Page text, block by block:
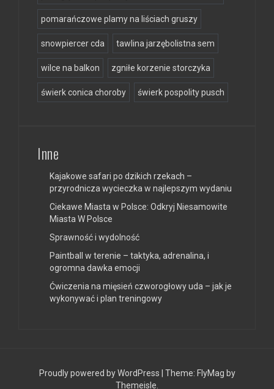
pomarańczowe plamy na liściach gruszy
snowpiercer cda tawlina jarzębolistna sem
wilce na balkon zgniłe korzenie storczyka
świerk conica choroby świerk pospolity pusch
Inne
Kajakowe safari po dzikich rzekach –
przyrodnicza wycieczka w najlepszym wydaniu
Ciekawe Miasta w Polsce: Odkryj Niesamowite
Miasta W Polsce
Sprawność i wydolność
Paintball w terenie – taktyka, adrenalina, i
ogromna dawka emocji
Ćwiczenia na mięsień czworogłowy uda – jak je
wykonywać i plan treningowy
Proudly powered by WordPress | Theme: FlyMag by
Themeisle.